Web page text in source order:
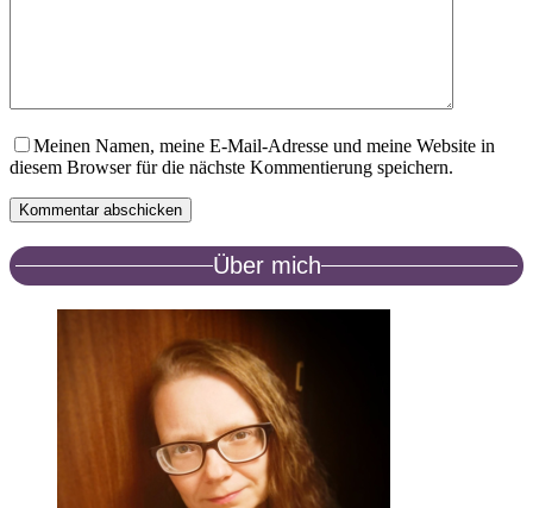
Meinen Namen, meine E-Mail-Adresse und meine Website in
diesem Browser für die nächste Kommentierung speichern.
Kommentar abschicken
Über mich